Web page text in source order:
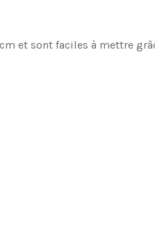
et sont faciles à mettre